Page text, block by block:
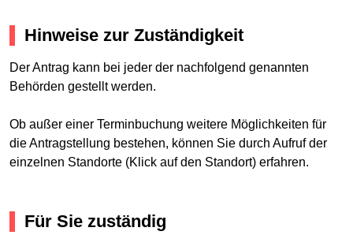
Hinweise zur Zuständigkeit
Der Antrag kann bei jeder der nachfolgend genannten
Behörden gestellt werden.
Ob außer einer Terminbuchung weitere Möglichkeiten für
die Antragstellung bestehen, können Sie durch Aufruf der
einzelnen Standorte (Klick auf den Standort) erfahren.
Für Sie zuständig